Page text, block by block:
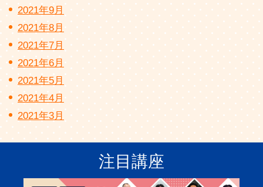
2021年9月
2021年8月
2021年7月
2021年6月
2021年5月
2021年4月
2021年3月
注目講座